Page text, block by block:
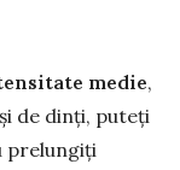
medie,
de dinți, puteți
prelungiți